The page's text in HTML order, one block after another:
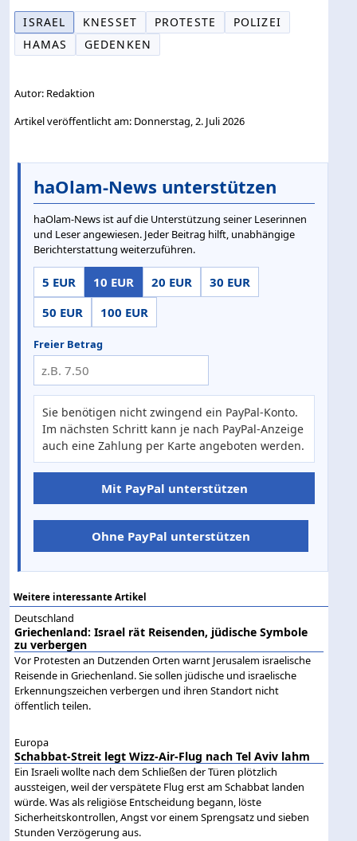
ISRAEL
KNESSET PROTESTE
POLIZEI
HAMAS
GEDENKEN
Autor: Redaktion
Artikel veröffentlicht am: Donnerstag, 2. Juli 2026
haOlam-News unterstützen
haOlam-News ist auf die Unterstützung seiner Leserinnen
und Leser angewiesen. Jeder Beitrag hilft, unabhängige
Berichterstattung weiterzuführen.
5 EUR 10 EUR 20 EUR
30 EUR
50 EUR
100 EUR
Freier Betrag
Sie benötigen nicht zwingend ein PayPal-Konto.
Im nächsten Schritt kann je nach PayPal-Anzeige
auch eine Zahlung per Karte angeboten werden.
Mit PayPal unterstützen
Ohne PayPal unterstützen
Weitere interessante Artikel
Deutschland
Griechenland: Israel rät Reisenden, jüdische Symbole
zu verbergen
Vor Protesten an Dutzenden Orten warnt Jerusalem israelische
Reisende in Griechenland. Sie sollen jüdische und israelische
Erkennungszeichen verbergen und ihren Standort nicht
öffentlich teilen.
Europa
Schabbat-Streit legt Wizz-Air-Flug nach Tel Aviv lahm
Ein Israeli wollte nach dem Schließen der Türen plötzlich
aussteigen, weil der verspätete Flug erst am Schabbat landen
würde. Was als religiöse Entscheidung begann, löste
Sicherheitskontrollen, Angst vor einem Sprengsatz und sieben
Stunden Verzögerung aus.